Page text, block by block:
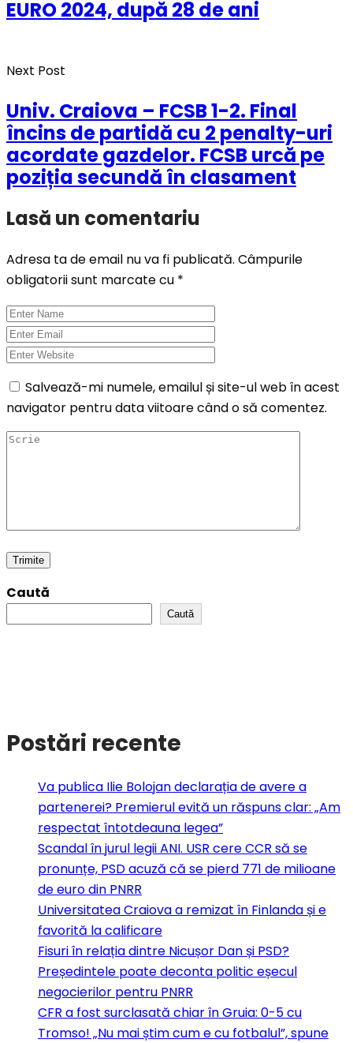
EURO 2024, după 28 de ani
Next Post
Univ. Craiova – FCSB 1-2. Final
încins de partidă cu 2 penalty-uri
acordate gazdelor. FCSB urcă pe
poziția secundă în clasament
Lasă un comentariu
Adresa ta de email nu va fi publicată. Câmpurile
obligatorii sunt marcate cu *
Salvează-mi numele, emailul și site-ul web în acest
navigator pentru data viitoare când o să comentez.
Caută
Caută
Postări recente
Va publica Ilie Bolojan declarația de avere a
partenerei? Premierul evită un răspuns clar: „Am
respectat întotdeauna legea”
Scandal în jurul legii ANI. USR cere CCR să se
pronunțe, PSD acuză că se pierd 771 de milioane
de euro din PNRR
Universitatea Craiova a remizat în Finlanda și e
favorită la calificare
Fisuri în relația dintre Nicușor Dan și PSD?
Președintele poate deconta politic eșecul
negocierilor pentru PNRR
CFR a fost surclasată chiar în Gruia: 0-5 cu
Tromso! „Nu mai știm cum e cu fotbalul”, spune